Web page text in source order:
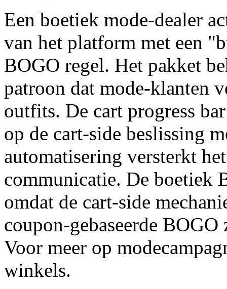
Een boetiek mode-dealer
van het platform met een
BOGO regel. Het pakket
patroon dat mode-klanten
outfits. De cart progress
op de cart-side beslissing
automatisering versterkt
communicatie. De boetiek
omdat de cart-side
coupon-gebaseerde
Voor meer op
winkels.